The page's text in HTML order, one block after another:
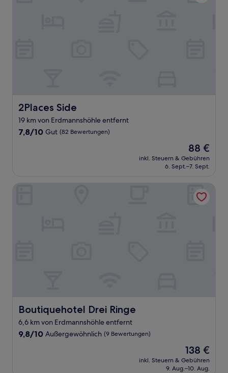
2Places Side
2Places Side
19 km von Erdmannshöhle entfernt
7.8
7,8/10 Gut (82 Bewertungen)
Der
Preis
beträgt
88 €
inkl. Steuern & Gebühren
6. Sept.–7. Sept.
Boutiquehotel Drei Ringe
Boutiquehotel Drei Ringe
6,6 km von Erdmannshöhle entfernt
9.8
9,8/10 Außergewöhnlich (9 Bewertungen)
Der
Preis
beträgt
138 €
inkl. Steuern & Gebühren
9. Aug.–10. Aug.